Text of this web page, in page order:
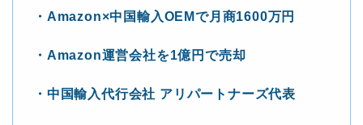
・Amazon×中国輸入OEMで月商1600万円
・Amazon運営会社を1億円で売却
・中国輸入代行会社 アリパートナーズ代表